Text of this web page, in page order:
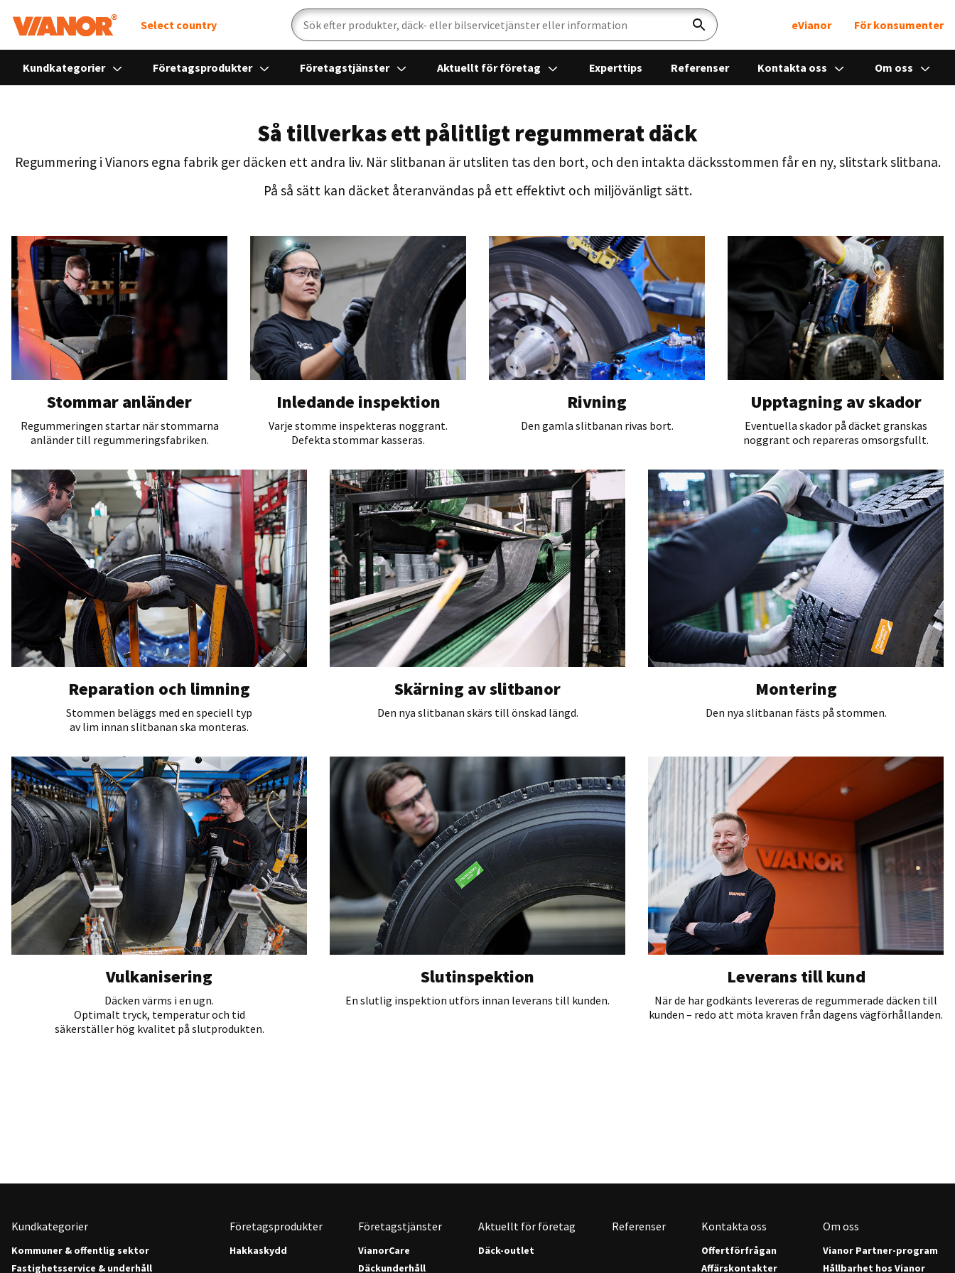
Select country
Sök
Sök eVianor För konsumenter
Kundkategorier Företagsprodukter Företagstjänster Aktuellt för företag Experttips Referenser Kontakta oss Om oss
Så tillverkas ett pålitligt regummerat däck
Regummering i Vianors egna fabrik ger däcken ett andra liv. När slitbanan är utsliten tas den bort, och den intakta däcksstommen får en ny, slitstark slitbana.
På så sätt kan däcket återanvändas på ett effektivt och miljövänligt sätt.
Stommar anländer
Regummeringen startar när stommarna
anländer till regummeringsfabriken.
Inledande inspektion
Varje stomme inspekteras noggrant.
Defekta stommar kasseras.
Rivning
Den gamla slitbanan rivas bort.
Upptagning av skador
Eventuella skador på däcket granskas
noggrant och repareras omsorgsfullt.
Reparation och limning
Stommen beläggs med en speciell typ
av lim innan slitbanan ska monteras.
Skärning av slitbanor
Den nya slitbanan skärs till önskad längd.
Montering
Den nya slitbanan fästs på stommen.
Vulkanisering
Däcken värms i en ugn.
Optimalt tryck, temperatur och tid
säkerställer hög kvalitet på slutprodukten.
Slutinspektion
En slutlig inspektion utförs innan leverans till kunden.
Leverans till kund
När de har godkänts levereras de regummerade däcken till
kunden – redo att möta kraven från dagens vägförhållanden.
Kundkategorier
Kommuner & offentlig sektor
Fastighetsservice & underhåll
Företagsprodukter
Hakkaskydd
Företagstjänster
VianorCare
Däckunderhåll
Aktuellt för företag
Däck-outlet
Referenser Kontakta oss
Offertförfrågan
Affärskontakter
Om oss
Vianor Partner-program
Hållbarhet hos Vianor